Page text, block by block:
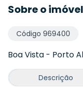
Sobre o imóvel
Código 969400
Boa Vista - Porto
Descrição